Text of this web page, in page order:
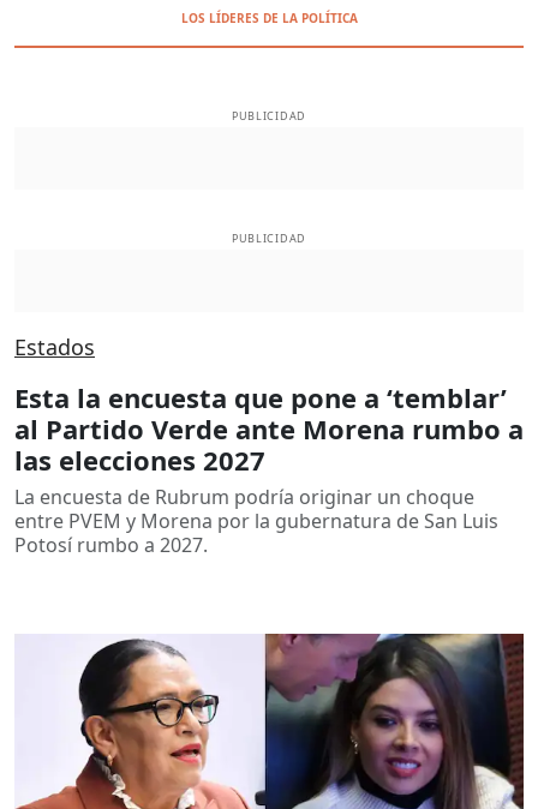
LOS LÍDERES DE LA POLÍTICA
PUBLICIDAD
PUBLICIDAD
Estados
Esta la encuesta que pone a ‘temblar’
al Partido Verde ante Morena rumbo a
las elecciones 2027
La encuesta de Rubrum podría originar un choque
entre PVEM y Morena por la gubernatura de San Luis
Potosí rumbo a 2027.